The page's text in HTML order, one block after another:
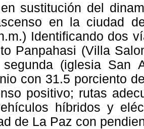
sustitución del
en la ciudad
Identificando dos
Panpahasi (Villa
(iglesia San
con 31.5 porciento
positivo; rutas
híbridos y
de La Paz con